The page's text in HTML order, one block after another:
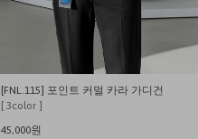
[FNL.115] 포인트 커멀 카라 가디건
[ 3color ]
45,000원